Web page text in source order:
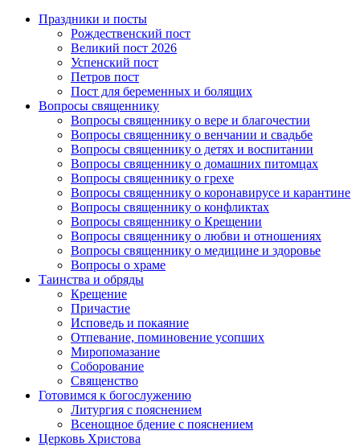
Праздники и посты
Рождественский пост
Великий пост 2026
Успенский пост
Петров пост
Пост для беременных и болящих
Вопросы священнику
Вопросы священнику о вере и благочестии
Вопросы священнику о венчании и свадьбе
Вопросы священнику о детях и воспитании
Вопросы священнику о домашних питомцах
Вопросы священнику о грехе
Вопросы священнику о коронавирусе и карантине
Вопросы священнику о конфликтах
Вопросы священнику о Крещении
Вопросы священнику о любви и отношениях
Вопросы священнику о медицине и здоровье
Вопросы о храме
Таинства и обряды
Крещение
Причастие
Исповедь и покаяние
Отпевание, поминовение усопших
Миропомазание
Соборование
Священство
Готовимся к богослужению
Литургия с пояснением
Всенощное бдение с пояснением
Церковь Христова